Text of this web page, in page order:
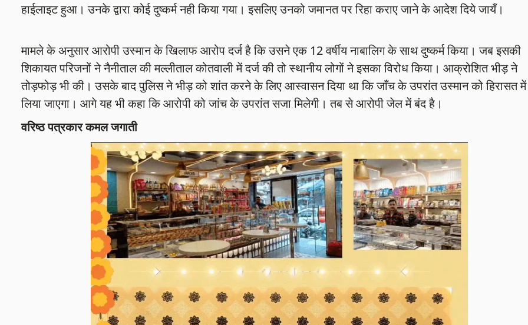
हाईलाइट हुआ। उनके द्वारा कोई दुष्कर्म नही किया गया। इसलिए उनको जमानत पर रिहा कराए जाने के आदेश दिये जायँ।
मामले के अनुसार आरोपी उस्मान के खिलाफ आरोप दर्ज है कि उसने एक 12 वर्षीय नाबालिग के साथ दुष्कर्म किया। जब इसकी
शिकायत परिजनों ने नैनीताल की मल्लीताल कोतवाली में दर्ज की तो स्थानीय लोगों ने इसका विरोध किया। आक्रोशित भीड़ ने
तोड़फोड़ भी की। उसके बाद पुलिस ने भीड़ को शांत करने के लिए आस्वासन दिया था कि जाँच के उपरांत उस्मान को हिरासत में
लिया जाएगा। आगे यह भी कहा कि आरोपी को जांच के उपरांत सजा मिलेगी। तब से आरोपी जेल में बंद है।
वरिष्ठ पत्रकार कमल जगाती